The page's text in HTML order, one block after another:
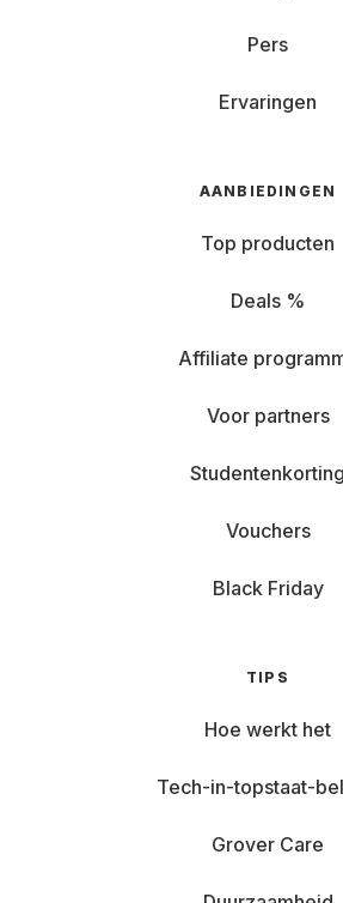
Pers
Ervaringen
AANBIEDINGEN
Top producten
Deals %
Affiliate
Voor partners
Studentenkorting
Vouchers
Black Friday
TIPS
Hoe werkt het
Tech-in-topstaat-
Grover Care